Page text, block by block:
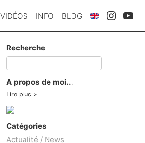
VIDÉOS INFO BLOG
Recherche
A propos de moi...
Lire plus
Catégories
Actualité / News